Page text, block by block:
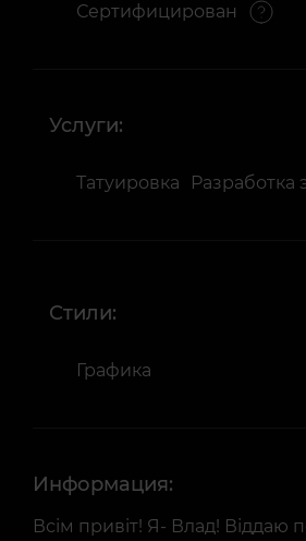
Сертифицирован
Услуги:
Татуировка Разработка
Стили:
Графика
Информация:
Всім привіт! Я- Влад! Віддаю